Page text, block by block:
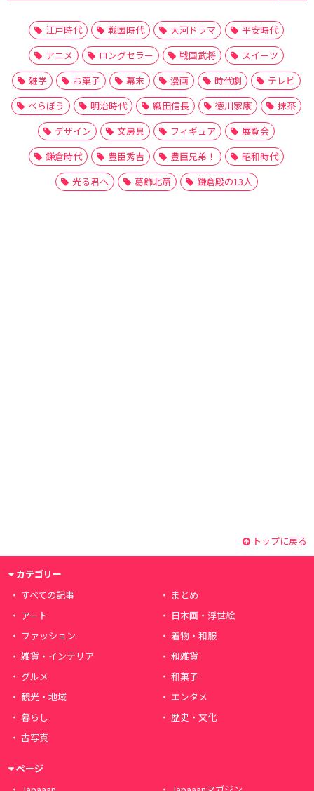
江戸時代 戦国時代 大河ドラマ
平安時代
アニメ
ロングセラー 戦国武将
スイーツ
雑学
お菓子 幕末 漫画 時代劇
テレビ
べらぼう
明治時代 織田信長 徳川家康
抹茶
デザイン
文房具 フィギュア
展覧会
鎌倉時代
豊臣秀吉 豊臣兄弟！
昭和時代
光る君へ
葛飾北斎 鎌倉殿の13人
トップに戻る
カテゴリー
すべての記事
まとめ
アート
日本画・浮世絵
ファッション
着物・和服
雑貨・インテリア
和雑貨
グルメ
和菓子
観光・地域
エンタメ
暮らし
歴史・文化
古写真
ページ